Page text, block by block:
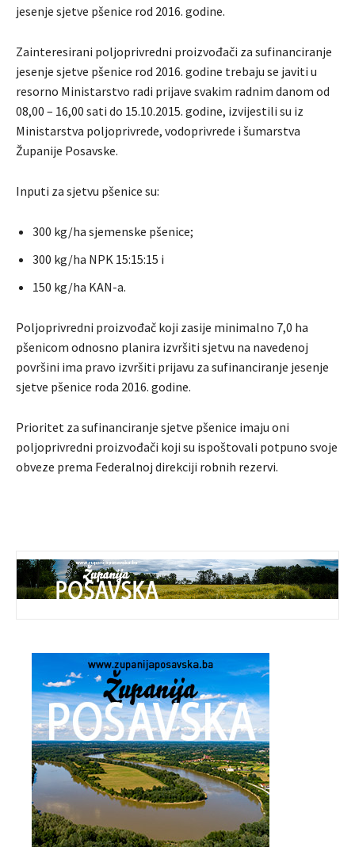
jesenje sjetve pšenice rod 2016. godine.
Zainteresirani poljoprivredni proizvođači za sufinanciranje
jesenje sjetve pšenice rod 2016. godine trebaju se javiti u
resorno Ministarstvo radi prijave svakim radnim danom od
08,00 – 16,00 sati do 15.10.2015. godine, izvijestili su iz
Ministarstva poljoprivrede, vodoprivrede i šumarstva
Županije Posavske.
Inputi za sjetvu pšenice su:
300 kg/ha sjemenske pšenice;
300 kg/ha NPK 15:15:15 i
150 kg/ha KAN-a.
Poljoprivredni proizvođač koji zasije minimalno 7,0 ha
pšenicom odnosno planira izvršiti sjetvu na navedenoj
površini ima pravo izvršiti prijavu za sufinanciranje jesenje
sjetve pšenice roda 2016. godine.
Prioritet za sufinanciranje sjetve pšenice imaju oni
poljoprivredni proizvođači koji su ispoštovali potpuno svoje
obveze prema Federalnoj direkciji robnih rezervi.